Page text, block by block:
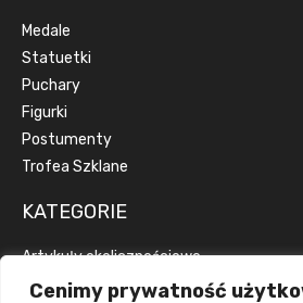
Cenimy prywatność
Medale
Statuetki
Puchary
Figurki
Postumenty
Trofea Szklane
KATEGORIE
Artykuły okolicznościowe
Artykuły reklamowe